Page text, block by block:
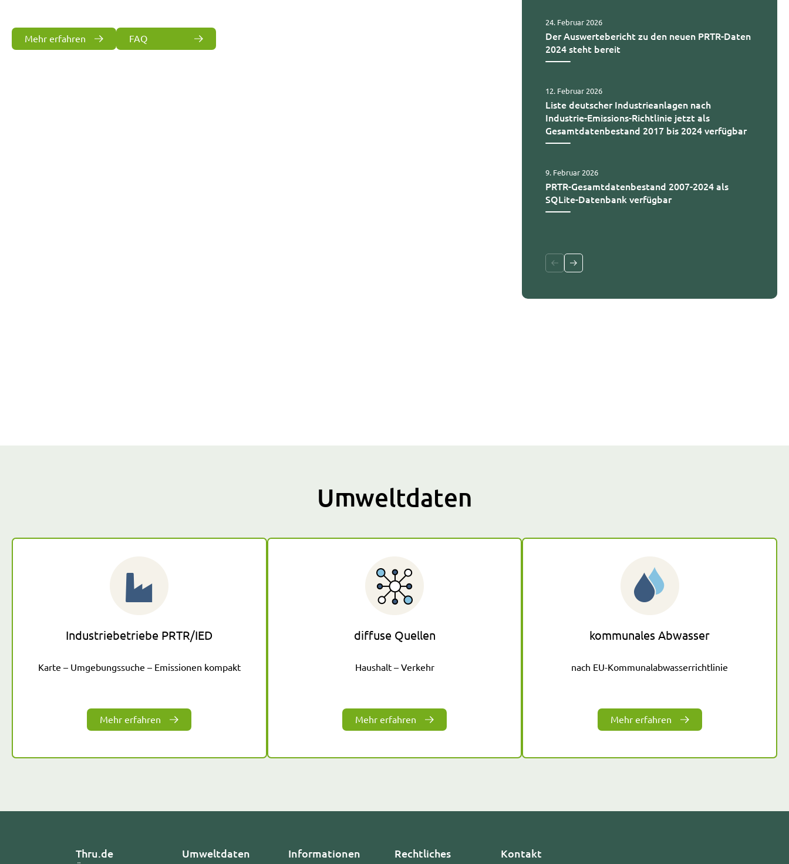
Mehr erfahren FAQ
Der Auswertebericht zu den neuen PRTR-Daten
2024 steht bereit
24. Februar 2026
Liste deutscher Industrieanlagen nach
Industrie-Emissions-Richtlinie jetzt als
Gesamtdatenbestand 2017 bis 2024 verfügbar
12. Februar 2026
PRTR-Gesamtdatenbestand 2007-2024 als
SQLite-Datenbank verfügbar
9. Februar 2026
Umweltdaten
Industriebetriebe PRTR/IED
Karte – Umgebungssuche – Emissionen kompakt
Mehr erfahren
diffuse Quellen
Haushalt – Verkehr
Mehr erfahren
kommunales Abwasser
nach EU-Kommunalabwasserrichtlinie
Mehr erfahren
Thru.de Umweltdaten Informationen Rechtliches Kontakt